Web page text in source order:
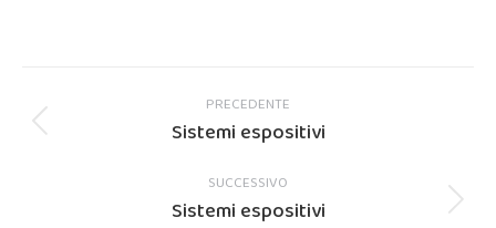
navigation PRECEDENTE
Previous
Sistemi espositivi
SUCCESSIVO
Next
Sistemi espositivi